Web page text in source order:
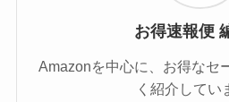
お得速報便
Amazonを中心に、お得なセ
く紹介してい